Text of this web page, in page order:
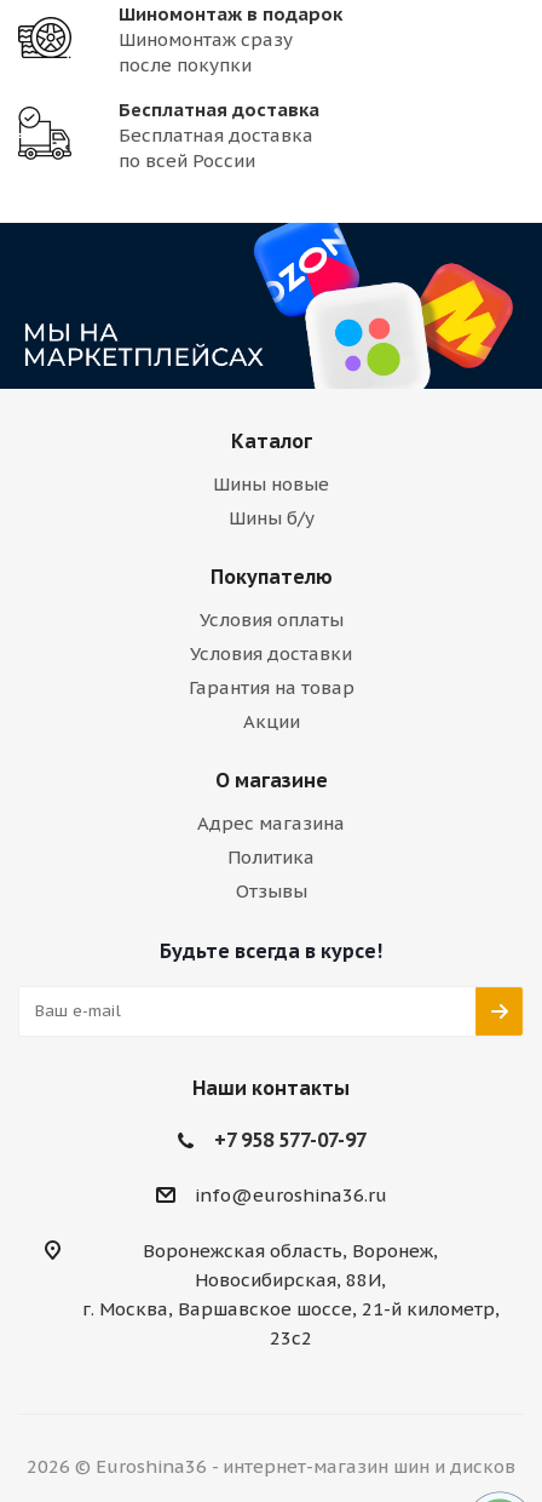
Шиномонтаж в подарок
Шиномонтаж сразу
после покупки
Бесплатная доставка
Бесплатная доставка
по всей России
Каталог
Шины новые
Шины б/у
Покупателю
Условия оплаты
Условия доставки
Гарантия на товар
Акции
О магазине
Адрес магазина
Политика
Отзывы
Будьте всегда в курсе!
Наши контакты
+7 958 577-07-97
info@euroshina36.ru
Воронежская область, Воронеж,
Новосибирская, 88И,
г. Москва, Варшавское шоссе, 21-й километр,
23с2
2026 © Euroshina36 - интернет-магазин шин и дисков